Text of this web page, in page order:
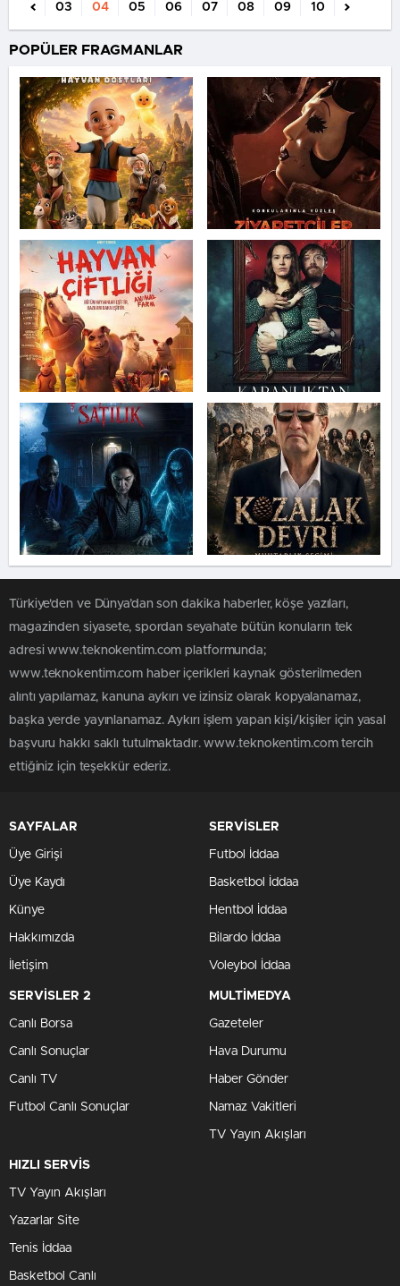
03 04 05 06 07 08 09 10
POPÜLER FRAGMANLAR
Türkiye'den ve Dünya’dan son dakika haberler, köşe yazıları,
magazinden siyasete, spordan seyahate bütün konuların tek
adresi www.teknokentim.com platformunda;
www.teknokentim.com haber içerikleri kaynak gösterilmeden
alıntı yapılamaz, kanuna aykırı ve izinsiz olarak kopyalanamaz,
başka yerde yayınlanamaz. Aykırı işlem yapan kişi/kişiler için yasal
başvuru hakkı saklı tutulmaktadır. www.teknokentim.com tercih
ettiğiniz için teşekkür ederiz.
SAYFALAR
Üye Girişi
Üye Kaydı
Künye
Hakkımızda
İletişim
SERVİSLER
Futbol İddaa
Basketbol İddaa
Hentbol İddaa
Bilardo İddaa
Voleybol İddaa
SERVİSLER 2
Canlı Borsa
Canlı Sonuçlar
Canlı TV
Futbol Canlı Sonuçlar
MULTİMEDYA
Gazeteler
Hava Durumu
Haber Gönder
Namaz Vakitleri
TV Yayın Akışları
HIZLI SERVİS
TV Yayın Akışları
Yazarlar Site
Tenis İddaa
Basketbol Canlı